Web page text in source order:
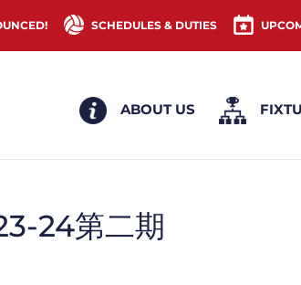
SCHEDULES & DUTIES
ABOUT US
24第二期